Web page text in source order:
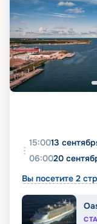
15:0013
06:0020
Вы посетите 2